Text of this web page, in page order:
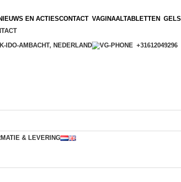
EN ACTIESCONTACT VAGINAALTABLETTEN GELS
IDO-AMBACHT, NEDERLAND
+31612049296
& LEVERING